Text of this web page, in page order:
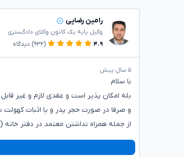
رامین رضایی
وکیل پایه یک کانون وکلای دادگستری
۴.۹
(۹۳۲) دیدگاه
۵ سال پیش
با سلام
بله امکان پذیر است و عقدی لازم و غیر
و صرفا در صورت حجر پدر و یا اثبات
از جمله همراه نداشتن معتمد در دفتر